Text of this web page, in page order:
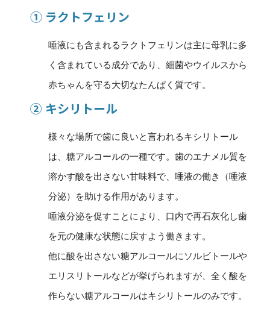
① ラクトフェリン
唾液にも含まれるラクトフェリンは主に母乳に多
く含まれている成分であり、細菌やウイルスから
赤ちゃんを守る大切なたんぱく質です。
② キシリトール
様々な場所で歯に良いと言われるキシリトール
は、糖アルコールの一種です。歯のエナメル質を
溶かす酸を出さない甘味料で、唾液の働き（唾液
分泌）を助ける作用があります。
唾液分泌を促すことにより、口内で再石灰化し歯
を元の健康な状態に戻すよう働きます。
他に酸を出さない糖アルコールにソルビトールや
エリスリトールなどが挙げられますが、全く酸を
作らない糖アルコールはキシリトールのみです。